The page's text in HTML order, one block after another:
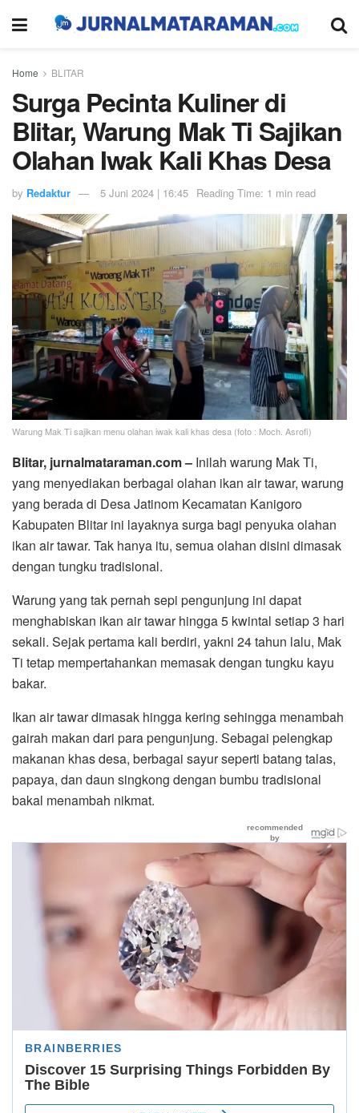
Home BLITAR
Surga Pecinta Kuliner di
Blitar, Warung Mak Ti Sajikan
Olahan Iwak Kali Khas Desa
by Redaktur 5 Juni 2024 | 16:45 Reading Time: 1 min read
Warung Mak Ti sajikan menu olahan iwak kali khas desa (foto : Moch. Asrofi)
Blitar, jurnalmataraman.com – Inilah warung Mak Ti,
yang menyediakan berbagai olahan ikan air tawar, warung
yang berada di Desa Jatinom Kecamatan Kanigoro
Kabupaten Blitar ini layaknya surga bagi penyuka olahan
ikan air tawar. Tak hanya itu, semua olahan disini dimasak
dengan tungku tradisional.
Warung yang tak pernah sepi pengunjung ini dapat
menghabiskan ikan air tawar hingga 5 kwintal setiap 3 hari
sekali. Sejak pertama kali berdiri, yakni 24 tahun lalu, Mak
Ti tetap mempertahankan memasak dengan tungku kayu
bakar.
Ikan air tawar dimasak hingga kering sehingga menambah
gairah makan dari para pengunjung. Sebagai pelengkap
makanan khas desa, berbagai sayur seperti batang talas,
papaya, dan daun singkong dengan bumbu tradisional
bakal menambah nikmat.